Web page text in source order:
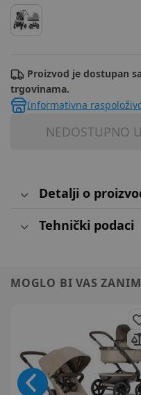
Proizvod je dostupan
trgovinama.
Informativna
NEDOSTUPNO
Detalji o
Tehnički podaci
MOGLO BI VAS